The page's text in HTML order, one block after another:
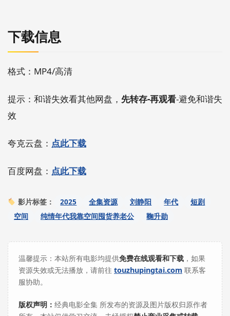
下载信息
格式：MP4/高清
提示：和谐失效看其他网盘， 先转存-再观看-避免和谐失
效
夸克云盘： 点此下载
百度网盘： 点此下载
影片标签： 2025 全集资源 刘静阳 年代
短剧
空间
纯情年代我靠空间囤货养老公 鞠升勋
温馨提示：本站所有电影均提供免费在线观看和下载 ，如果
资源失效或无法播放，请前往 touzhupingtai.com 联系客
服协助。
版权声明： 经典电影全集 所发布的资源及图片版权归原作者